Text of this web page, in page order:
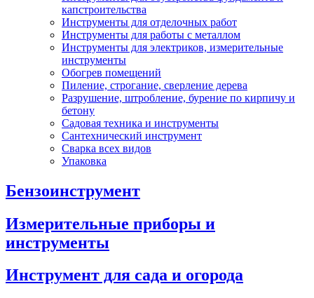
капстроительства
Инструменты для отделочных работ
Инструменты для работы с металлом
Инструменты для электриков, измерительные
инструменты
Обогрев помещений
Пиление, строгание, сверление дерева
Разрушение, штробление, бурение по кирпичу и
бетону
Садовая техника и инструменты
Сантехнический инструмент
Сварка всех видов
Упаковка
Бензоинструмент
Измерительные приборы и
инструменты
Инструмент для сада и огорода